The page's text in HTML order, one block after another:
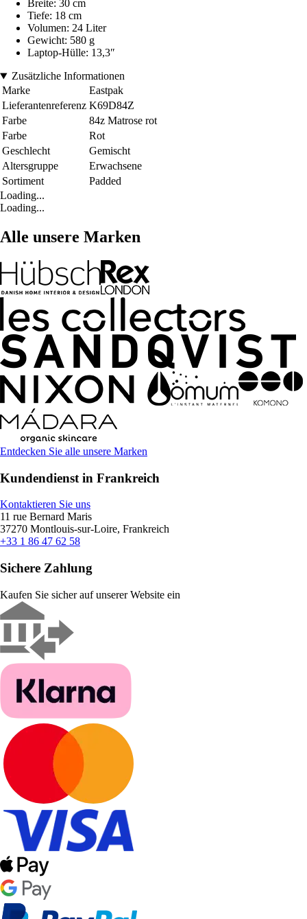
Breite: 30 cm
Tiefe: 18 cm
Volumen: 24 Liter
Gewicht: 580 g
Laptop-Hülle: 13,3″
Zusätzliche Informationen
Marke
Eastpak
Lieferantenreferenz K69D84Z
Farbe
84z Matrose rot
Farbe
Rot
Geschlecht
Gemischt
Altersgruppe
Erwachsene
Sortiment
Padded
Loading...
Loading...
Alle unsere Marken
Entdecken Sie alle unsere Marken
Kundendienst in Frankreich
Kontaktieren Sie uns
11 rue Bernard Maris
37270 Montlouis-sur-Loire, Frankreich
+33 1 86 47 62 58
Sichere Zahlung
Kaufen Sie sicher auf unserer Website ein